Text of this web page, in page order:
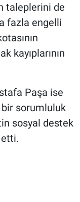
taleplerini de
fazla engelli
kayıplarının
Paşa ise
sorumluluk
sosyal destek
etti.